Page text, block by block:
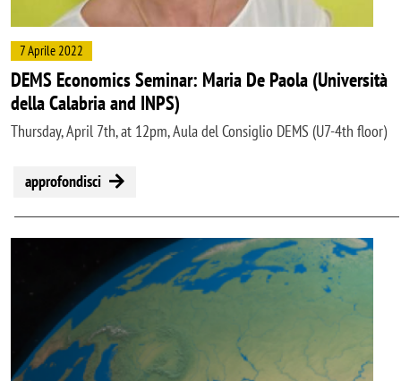
7 Aprile 2022
DEMS Economics Seminar: Maria De Paola (Università
della Calabria and INPS)
Thursday, April 7th, at 12pm, Aula del Consiglio DEMS (U7-4th floor)
approfondisci